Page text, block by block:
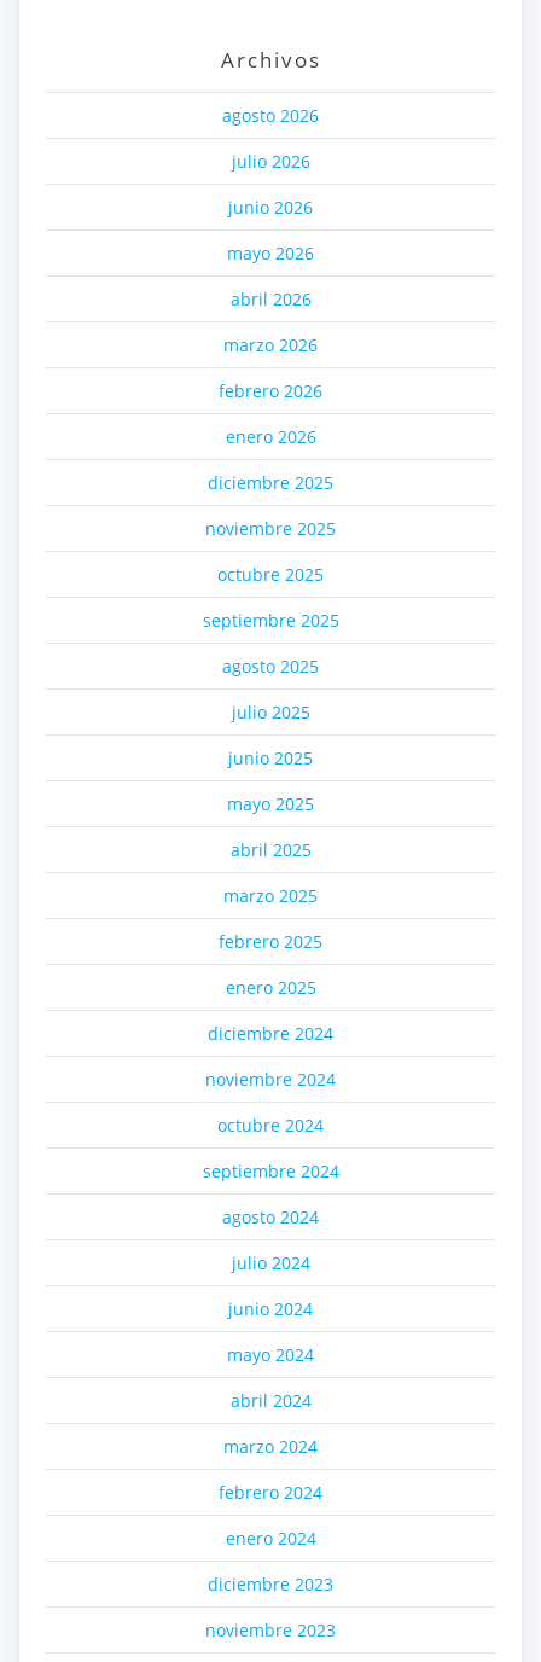
Archivos
agosto 2026
julio 2026
junio 2026
mayo 2026
abril 2026
marzo 2026
febrero 2026
enero 2026
diciembre 2025
noviembre 2025
octubre 2025
septiembre 2025
agosto 2025
julio 2025
junio 2025
mayo 2025
abril 2025
marzo 2025
febrero 2025
enero 2025
diciembre 2024
noviembre 2024
octubre 2024
septiembre 2024
agosto 2024
julio 2024
junio 2024
mayo 2024
abril 2024
marzo 2024
febrero 2024
enero 2024
diciembre 2023
noviembre 2023